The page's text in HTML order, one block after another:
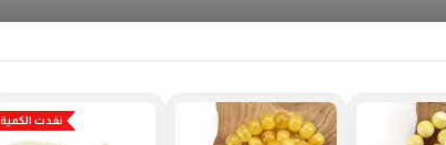
نفدت الكمية